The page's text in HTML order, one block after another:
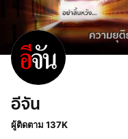
อีจัน
ผู้ติดตาม 137K